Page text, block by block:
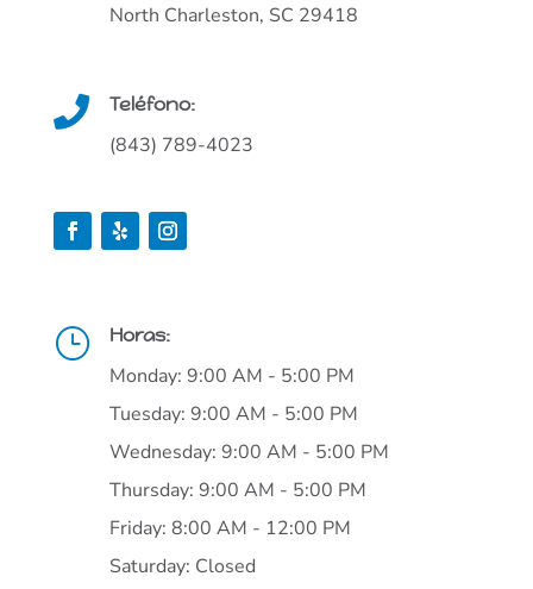
North Charleston, SC 29418
 Teléfono:
(843) 789-4023
} Horas:
Monday: 9:00 AM - 5:00 PM
Tuesday: 9:00 AM - 5:00 PM
Wednesday: 9:00 AM - 5:00 PM
Thursday: 9:00 AM - 5:00 PM
Friday: 8:00 AM - 12:00 PM
Saturday: Closed